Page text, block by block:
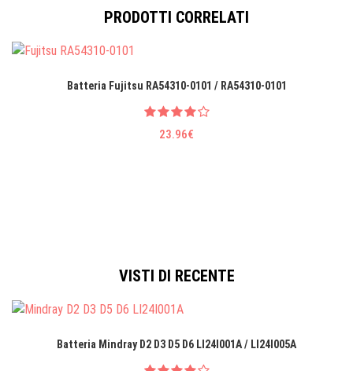
PRODOTTI CORRELATI
Batteria Fujitsu RA54310-0101 / RA54310-0101
23.96€
VISTI DI RECENTE
Batteria Mindray D2 D3 D5 D6 LI24I001A / LI24I005A